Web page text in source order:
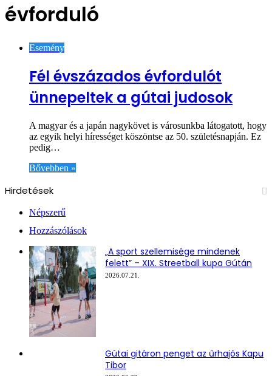
évforduló
Esemény
Fél évszázados évfordulót
ünnepeltek a gútai judosok
A magyar és a japán nagykövet is városunkba látogatott, hogy
az egyik helyi hírességet köszöntse az 50. születésnapján. Ez
pedig…
Bővebben »
Hirdetések
Népszerű
Hozzászólások
„A sport szellemisége mindenek
felett” – XIX. Streetball kupa Gútán
2026.07.21.
Gútai gitáron penget az űrhajós Kapu
Tibor